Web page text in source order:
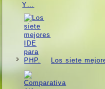
Y…
Los siete